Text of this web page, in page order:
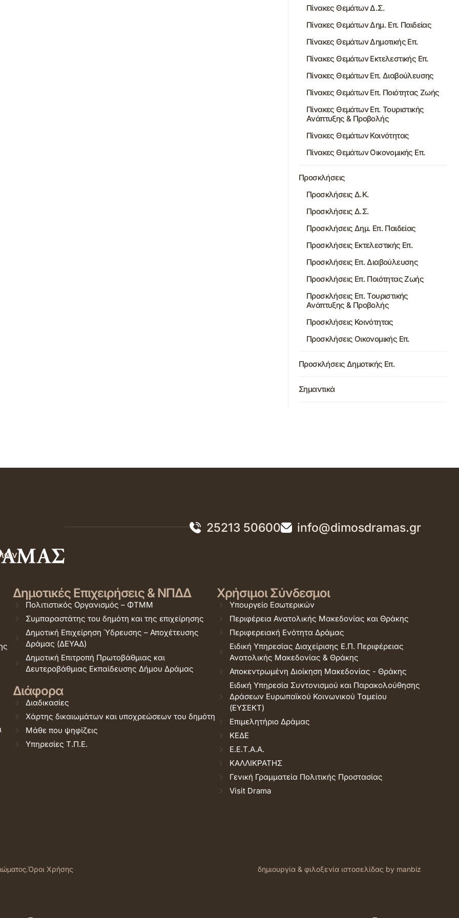
Πίνακες Θεμάτων Δ.Σ.
Πίνακες Θεμάτων Δημ. Επ. Παιδείας
Πίνακες Θεμάτων Δημοτικής Επ.
Πίνακες Θεμάτων Εκτελεστικής Επ.
Πίνακες Θεμάτων Επ. Διαβούλευσης
Πίνακες Θεμάτων Επ. Ποιότητας Ζωής
Πίνακες Θεμάτων Επ. Τουριστικής
Ανάπτυξης & Προβολής
Πίνακες Θεμάτων Κοινότητας
Πίνακες Θεμάτων Οικονομικής Επ.
Προσκλήσεις
Προσκλήσεις Δ.Κ.
Προσκλήσεις Δ.Σ.
Προσκλήσεις Δημ. Επ. Παιδείας
Προσκλήσεις Εκτελεστικής Επ.
Προσκλήσεις Επ. Διαβούλευσης
Προσκλήσεις Επ. Ποιότητας Ζωής
Προσκλήσεις Επ. Τουριστικής
Ανάπτυξης & Προβολής
Προσκλήσεις Κοινότητας
Προσκλήσεις Οικονομικής Επ.
Προσκλήσεις Δημοτικής Επ.
Σημαντικά
25213 50600 info@dimosdramas.gr
Δημοτικές Επιχειρήσεις & ΝΠΔΔ
Πολιτιστικός Οργανισμός – ΦΤΜΜ
Συμπαραστάτης του δημότη και της επιχείρησης
Δημοτική Επιχείρηση Ύδρευσης – Αποχέτευσης
Δράμας (ΔΕΥΑΔ)
Δημοτική Επιτροπή Πρωτοβάθμιας και
Δευτεροβάθμιας Εκπαίδευσης Δήμου Δράμας
Διάφορα
Διαδικασίες
Χάρτης δικαιωμάτων και υποχρεώσεων του δημότη
Μάθε που ψηφίζεις
Υπηρεσίες Τ.Π.Ε.
Χρήσιμοι Σύνδεσμοι
Υπουργείο Εσωτερικών
Περιφέρεια Ανατολικής Μακεδονίας και Θράκης
Περιφερειακή Ενότητα Δράμας
Ειδική Υπηρεσίας Διαχείρισης Ε.Π. Περιφέρειας
Ανατολικής Μακεδονίας & Θράκης
Αποκεντρωμένη Διοίκηση Μακεδονίας - Θράκης
Ειδική Υπηρεσία Συντονισμού και Παρακολούθησης
Δράσεων Ευρωπαϊκού Κοινωνικού Ταμείου
(ΕΥΣΕΚΤ)
Επιμελητήριο Δράμας
ΚΕΔΕ
Ε.Ε.Τ.Α.Α.
ΚΑΛΛΙΚΡΑΤΗΣ
Γενική Γραμματεία Πολιτικής Προστασίας
Visit Drama
Όροι Χρήσης δημιουργία & φιλοξενία ιστοσελίδας by manbiz